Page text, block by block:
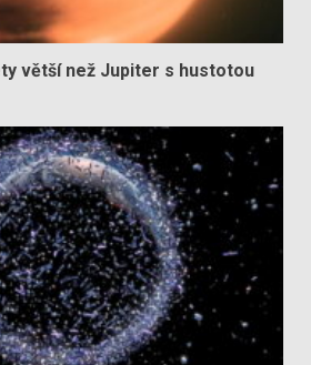
větší než Jupiter s hustotou